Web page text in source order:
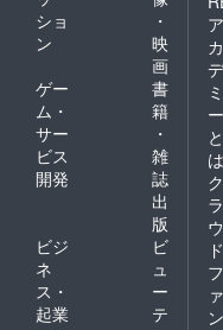
ショ
ン
・
映
画
ゲー
ム・
サー
ビス
開発
書
籍
・
雑
誌
出
版
ビジ
ネ
ス・
起業
ビ
ュ
ー
テ
ア
カ
ミ
ー
と
は
ク
ラ
ウ
ド
フ
ァ
ン